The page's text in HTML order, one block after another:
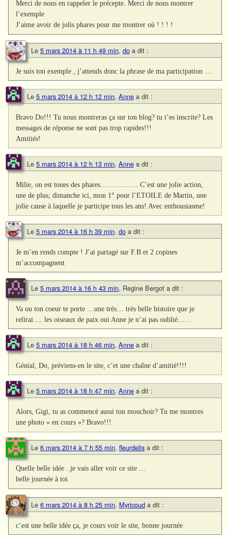
Merci de nous en rappeler le précepte. Merci de nous montrer
l’exemple
J’aime avoir de jolis phares pour me montrer où ! ! ! !
Le 5 mars 2014 à 11 h 49 min, do a dit :
Je suis ton exemple , j’attends donc la phrase de ma participation …
Le 5 mars 2014 à 12 h 12 min, Anne a dit :
Bravo Do!!! Tu nous montreras ça sur ton blog? tu t’es inscrite? Les
messages de réponse ne sont pas trop rapides!!!
Amitiés!
Le 5 mars 2014 à 12 h 13 min, Anne a dit :
Milie, on est toues des phares……………. C’est une jolie action,
une de plus; dimanche ici, mon 1° pour l’ETOILE de Martin, une
jolie cause à laquelle je participe tous les ans! Avec enthousiasme!
Le 5 mars 2014 à 16 h 39 min, do a dit :
Je m’en rends compte ! J’ai partagé sur F.B et 2 copines
m’accompagnent
Le 5 mars 2014 à 16 h 43 min, Regine Bergot a dit :
Va ou ton coeur te porte …une très… très belle histoire que je
relirai…. les oiseaux de paix oui Anne je n’ai pas oublié……
Le 5 mars 2014 à 18 h 46 min, Anne a dit :
Génial, Do, préviens-en le site, c’et une chaîne d’amitié!!!!
Le 5 mars 2014 à 18 h 47 min, Anne a dit :
Alors, Gigi, tu as commencé aussi ton mouchoir? Tu me montres
une photo « en cours »? Bravo!!!
Le 6 mars 2014 à 7 h 55 min, fleurdelis a dit :
Quelle belle idée ..je vais aller voir ce site …
belle journée à toi
Le 6 mars 2014 à 8 h 25 min, Myricoud a dit :
c’est une belle idée ça, je cours voir le site, bonne journée